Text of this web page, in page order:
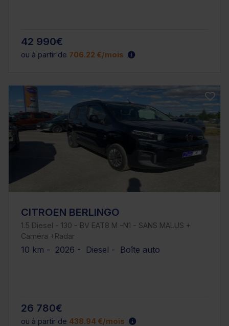
42 990€
ou à partir de 706.22 €/mois
CITROEN BERLINGO
1.5 Diesel - 130 - BV EAT8 M -N1 - SANS MALUS +
Caméra +Radar
10 km - 2026 - Diesel - Boîte auto
26 780€
ou à partir de 438.94 €/mois